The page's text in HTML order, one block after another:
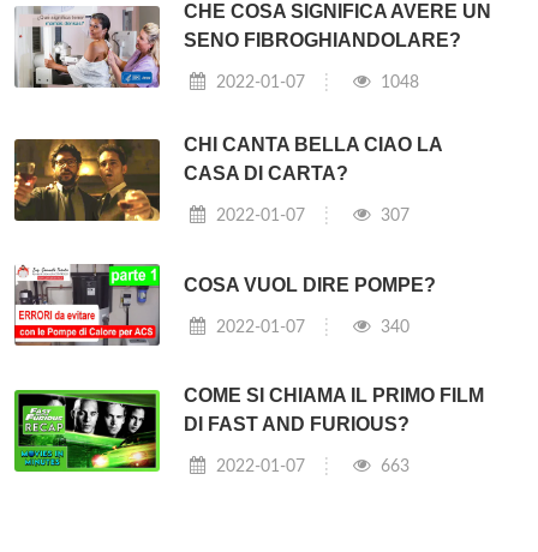
CHE COSA SIGNIFICA AVERE UN
SENO FIBROGHIANDOLARE?
2022-01-07 1048
CHI CANTA BELLA CIAO LA
CASA DI CARTA?
2022-01-07 307
COSA VUOL DIRE POMPE?
2022-01-07 340
COME SI CHIAMA IL PRIMO FILM
DI FAST AND FURIOUS?
2022-01-07 663